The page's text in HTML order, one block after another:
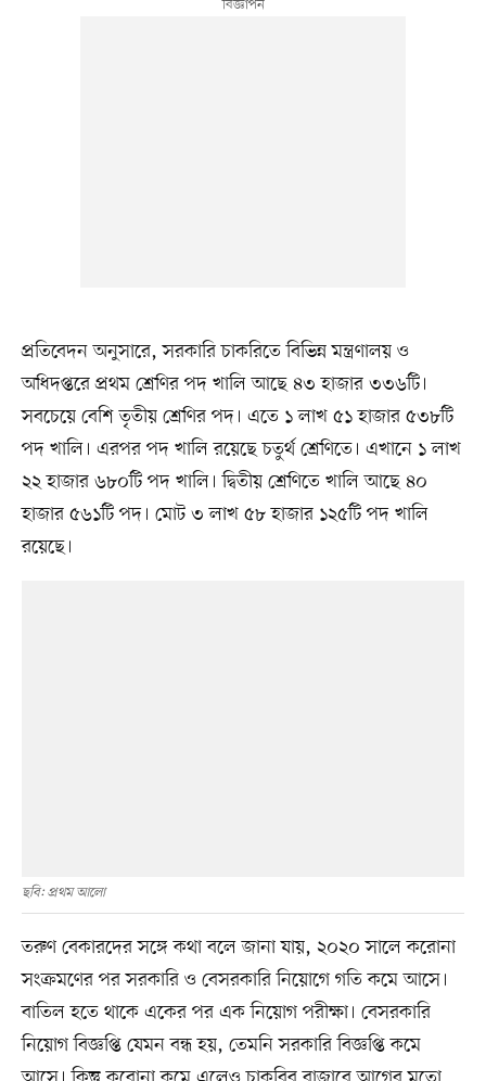
প্রতিবেদন অনুসারে, সরকারি চাকরিতে বিভিন্ন মন্ত্রণালয় ও
অধিদপ্তরে প্রথম শ্রেণির পদ খালি আছে ৪৩ হাজার ৩৩৬টি।
সবচেয়ে বেশি তৃতীয় শ্রেণির পদ। এতে ১ লাখ ৫১ হাজার ৫৩৮টি
পদ খালি। এরপর পদ খালি রয়েছে চতুর্থ শ্রেণিতে। এখানে ১ লাখ
২২ হাজার ৬৮০টি পদ খালি। দ্বিতীয় শ্রেণিতে খালি আছে ৪০
হাজার ৫৬১টি পদ। মোট ৩ লাখ ৫৮ হাজার ১২৫টি পদ খালি
রয়েছে।
ছবি: প্রথম আলো
তরুণ বেকারদের সঙ্গে কথা বলে জানা যায়, ২০২০ সালে করোনা
সংক্রমণের পর সরকারি ও বেসরকারি নিয়োগে গতি কমে আসে।
বাতিল হতে থাকে একের পর এক নিয়োগ পরীক্ষা। বেসরকারি
নিয়োগ বিজ্ঞপ্তি যেমন বন্ধ হয়, তেমনি সরকারি বিজ্ঞপ্তি কমে